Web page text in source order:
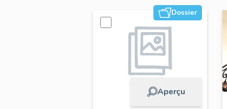
Dossier
Aperçu